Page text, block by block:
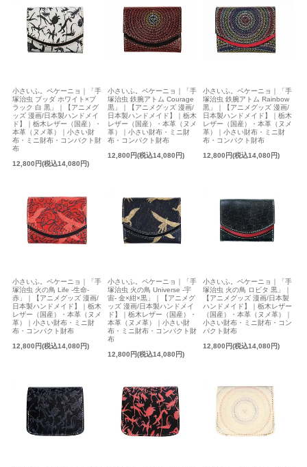
小さいふ。ペケーニョ｜「手
塚治虫 ブッダ ホワイト×ブ
ラック 白 黒」｜【アニメグ
ッズ 漫画/日本製ハンドメイ
ド】｜栃木レザー（国産）・
本革（ヌメ革）｜小さい財
布・ミニ財布・コンパクト財
布
12,800円(税込14,080円)
小さいふ。ペケーニョ｜「手
塚治虫 鉄腕アトム Courage
黒」｜【アニメグッズ 漫画/
日本製ハンドメイド】｜栃木
レザー（国産）・本革（ヌメ
革）｜小さい財布・ミニ財
布・コンパクト財布
12,800円(税込14,080円)
小さいふ。ペケーニョ｜「手
塚治虫 鉄腕アトム Rainbow
黒」｜【アニメグッズ 漫画/
日本製ハンドメイド】｜栃木
レザー（国産）・本革（ヌメ
革）｜小さい財布・ミニ財
布・コンパクト財布
12,800円(税込14,080円)
小さいふ。ペケーニョ｜「手
塚治虫 火の鳥 Life -生命-
赤」｜【アニメグッズ 漫画/
日本製ハンドメイド】｜栃木
レザー（国産）・本革（ヌメ
革）｜小さい財布・ミニ財
布・コンパクト財布
12,800円(税込14,080円)
小さいふ。ペケーニョ｜「手
塚治虫 火の鳥 Universe -宇
宙- 金×紺×黒」｜【アニメグ
ッズ 漫画/日本製ハンドメイ
ド】｜栃木レザー（国産）・
本革（ヌメ革）｜小さい財
布・ミニ財布・コンパクト財
布
12,800円(税込14,080円)
小さいふ。ペケーニョ｜「手
塚治虫 火の鳥 ロビタ 黒」｜
【アニメグッズ 漫画/日本製
ハンドメイド】｜栃木レザー
（国産）・本革（ヌメ革）｜
小さい財布・ミニ財布・コン
パクト財布
12,800円(税込14,080円)